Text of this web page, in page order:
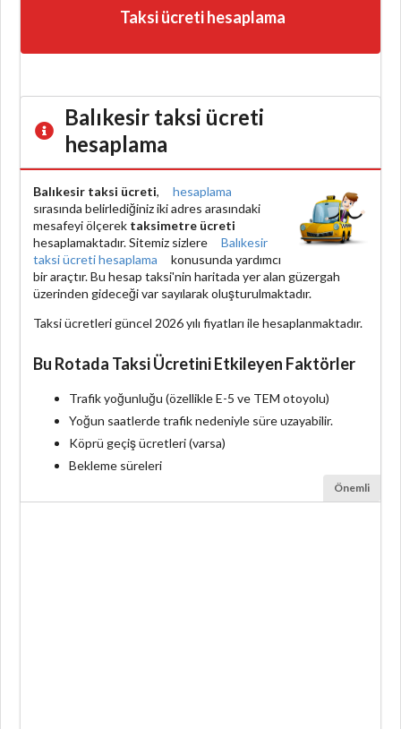
Taksi ücreti hesaplama
Balıkesir taksi ücreti
hesaplama
Balıkesir taksi ücreti,
hesaplama
sırasında belirlediğiniz iki adres arasındaki
mesafeyi ölçerek taksimetre ücreti
hesaplamaktadır. Sitemiz sizlere
Balıkesir
taksi ücreti hesaplama
konusunda yardımcı
bir araçtır. Bu hesap taksi'nin haritada yer alan güzergah
üzerinden gideceği var sayılarak oluşturulmaktadır.
Taksi ücretleri güncel 2026 yılı fiyatları ile hesaplanmaktadır.
Bu Rotada Taksi Ücretini Etkileyen Faktörler
Trafik yoğunluğu (özellikle E-5 ve TEM otoyolu)
Yoğun saatlerde trafik nedeniyle süre uzayabilir.
Köprü geçiş ücretleri (varsa)
Bekleme süreleri
Önemli